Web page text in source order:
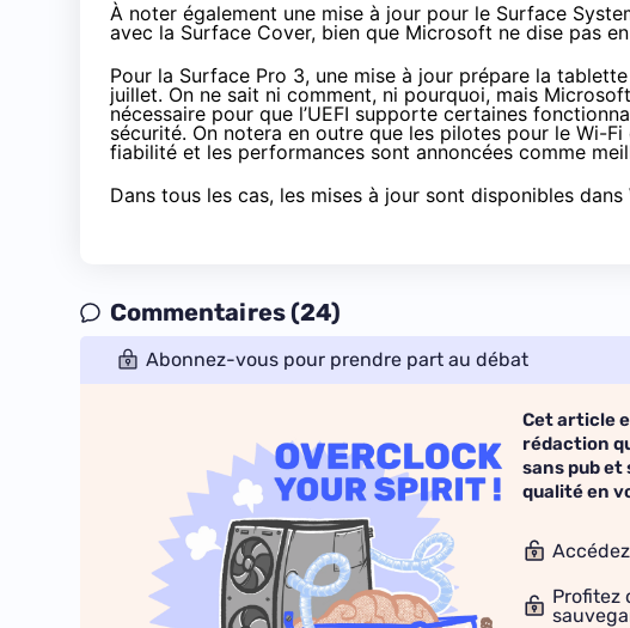
À noter également une mise à jour pour le Surface
avec la Surface Cover, bien que Microsoft ne dise pas
Pour la Surface Pro 3, une mise à jour prépare la tablette
juillet. On ne sait ni comment, ni pourquoi, mais
nécessaire pour que l’UEFI supporte certaines
sécurité. On notera en outre que les pilotes pour le Wi-
fiabilité et les performances sont annoncées comme
Dans tous les cas, les mises à jour sont disponibles
Commentaires (24)
Abonnez-vous pour prendre part au débat
Cet article
rédaction
sans pub
qualité en
Profitez